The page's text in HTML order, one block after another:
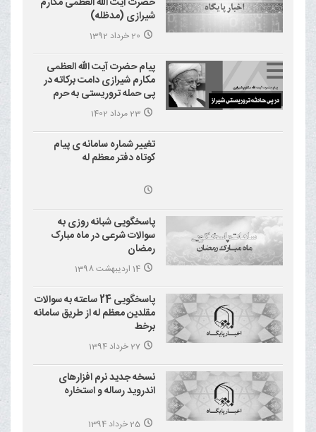
شیرازی (مدظله)
20 خرداد 1392
پیام حضرت آیت الله العظمی
مکارم شیرازی دامت برکاته در
پی حمله تروریستی به حرم
احمد بن موسی علیه السلام
(شاهچراغ)
23 مرداد 1402
تغییر شماره سامانه ی پیام
کوتاه دفتر معظم له
پاسخگویی شبانه روزی به
سوالات شرعی در ماه مبارک
رمضان
14 اردیبهشت 1398
پاسخگویی 24 ساعته به سوالات
مقلدین معظم له از طریق سامانه
برخط
27 خرداد 1394
نسخه جدید نرم افزارهای
اندروید رساله و استخاره
25 خرداد 1394